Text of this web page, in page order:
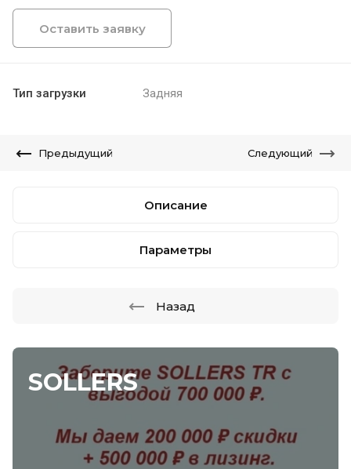
SOLLERS
Оставить заявку
Тип загрузки Задняя
Предыдущий Следующий
Описание
Параметры
Назад